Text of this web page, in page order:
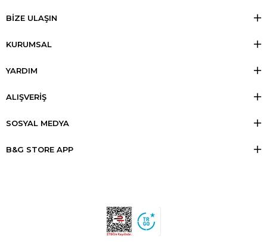
BİZE ULAŞIN
KURUMSAL
YARDIM
ALIŞVERİŞ
SOSYAL MEDYA
B&G STORE APP